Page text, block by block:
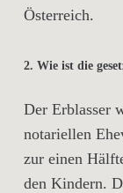
Österreich.
2. Wie ist die
Der Erblasser
notariellen
zur einen
den Kindern.